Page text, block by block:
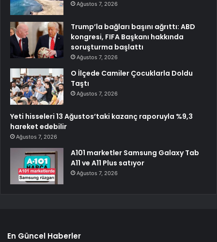
Ağustos 7, 2026
Trump’la bağları başını ağrıttı: ABD
kongresi, FIFA Başkanı hakkında
soruşturma başlattı
Ağustos 7, 2026
O İlçede Camiler Çocuklarla Doldu
Taştı
Ağustos 7, 2026
Yeti hisseleri 13 Ağustos’taki kazanç raporuyla %9,3
hareket edebilir
Ağustos 7, 2026
A101 marketler Samsung Galaxy Tab
A11 ve A11 Plus satıyor
Ağustos 7, 2026
En Güncel Haberler